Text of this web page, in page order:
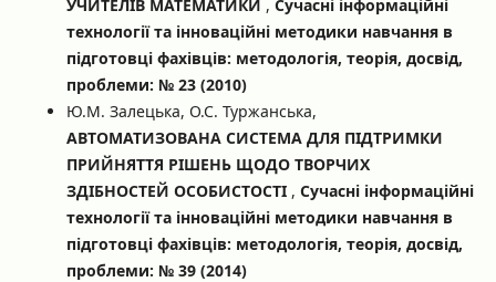
УЧИТЕЛІВ МАТЕМАТИКИ , Сучасні інформаційні
технології та інноваційні методики навчання в
підготовці фахівців: методологія, теорія, досвід,
проблеми: № 23 (2010)
Ю.М. Залецька, О.С. Туржанська,
АВТОМАТИЗОВАНА СИСТЕМА ДЛЯ ПІДТРИМКИ
ПРИЙНЯТТЯ РІШЕНЬ ЩОДО ТВОРЧИХ
ЗДІБНОСТЕЙ ОСОБИСТОСТІ , Сучасні інформаційні
технології та інноваційні методики навчання в
підготовці фахівців: методологія, теорія, досвід,
проблеми: № 39 (2014)